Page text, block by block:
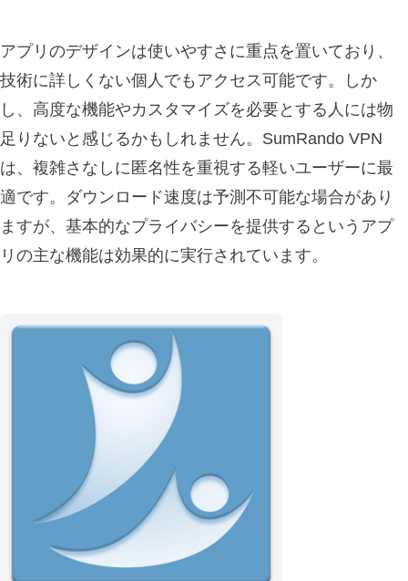
アプリのデザインは使いやすさに重点を置いており、
技術に詳しくない個人でもアクセス可能です。しか
し、高度な機能やカスタマイズを必要とする人には物
足りないと感じるかもしれません。SumRando VPN
は、複雑さなしに匿名性を重視する軽いユーザーに最
適です。ダウンロード速度は予測不可能な場合があり
ますが、基本的なプライバシーを提供するというアプ
リの主な機能は効果的に実行されています。